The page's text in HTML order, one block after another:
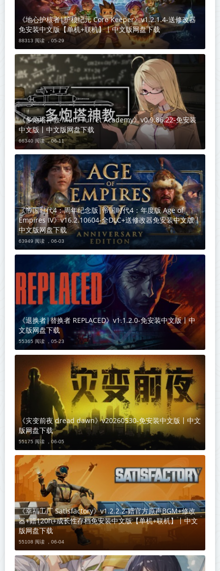
《地心护核者|护核纪元 Core Keeper》v1.2.1.4-送修改器
免安装中文版【单机+联机】丨中文版网盘下载
88313 阅读 ，05-29
《多炮塔神教 Multi Turret Academy》v0.9.86.22-免安装
中文版丨中文版网盘下载
66340 阅读 ，06-11
《帝国时代4：周年纪念版|帝国时代4：年度版 Age of
Empires IV》v16.2.10604-全DLC+送修改器免安装中文版丨
中文版网盘下载
63949 阅读 ， 06-03
《退换者|替换者 REPLACED》v1.1.2.0-免安装中文版丨中
文版网盘下载
55365 阅读 ， 05-23
《灾变前夜 dread dawn》v20260530-免安装中文版丨中文
版网盘下载
55175 阅读 ， 06-05
《幸福工厂 Satisfactory》v1.2.2.2-赠官方原声BGM+修改
器+赠120h+成长性存档免安装中文版【单机+联机】丨中文
版网盘下载
55108 阅读 ， 06-04